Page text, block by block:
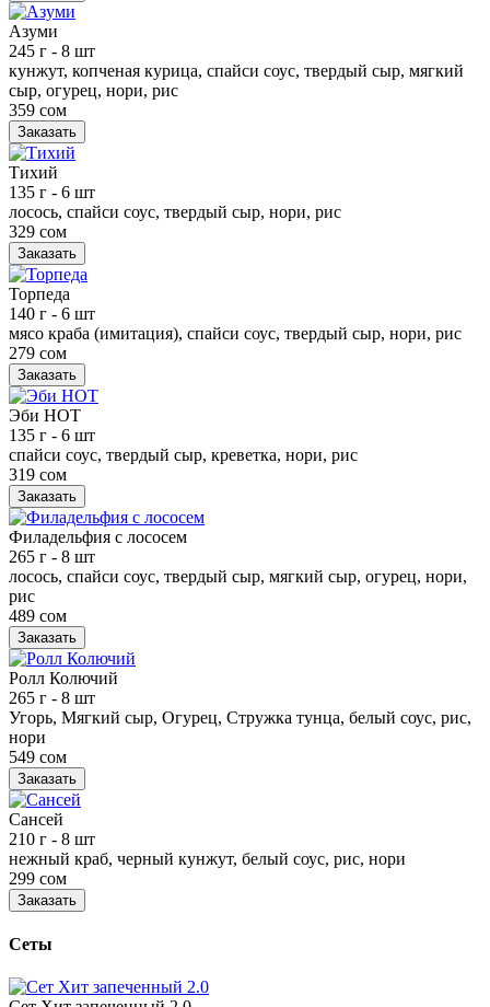
Азуми
245 г - 8 шт
кунжут, копченая курица, спайси соус, твердый сыр, мягкий
сыр, огурец, нори, рис
359 сом
Заказать
Тихий
135 г - 6 шт
лосось, спайси соус, твердый сыр, нори, рис
329 сом
Заказать
Торпеда
140 г - 6 шт
мясо краба (имитация), спайси соус, твердый сыр, нори, рис
279 сом
Заказать
Эби НОТ
135 г - 6 шт
спайси соус, твердый сыр, креветка, нори, рис
319 сом
Заказать
Филадельфия с лососем
265 г - 8 шт
лосось, спайси соус, твердый сыр, мягкий сыр, огурец, нори,
рис
489 сом
Заказать
Ролл Колючий
265 г - 8 шт
Угорь, Мягкий сыр, Огурец, Стружка тунца, белый соус, рис,
нори
549 сом
Заказать
Сансей
210 г - 8 шт
нежный краб, черный кунжут, белый соус, рис, нори
299 сом
Заказать
Сеты